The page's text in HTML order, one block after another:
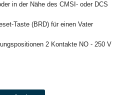
in der Nähe des CMSI- oder DCS
Taste (BRD) für einen Vater
2 Kontakte NO - 250 V